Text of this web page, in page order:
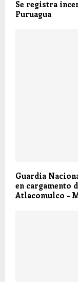
Se registra
Puruagua
Guardia
en cargamento
Atlacomulco –